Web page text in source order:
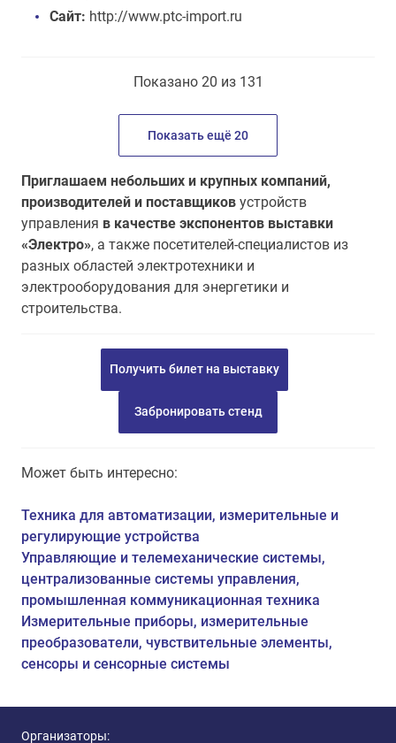
Сайт: http://www.ptc-import.ru
Показано 20 из 131
Показать ещё 20
Приглашаем небольших и крупных компаний,
производителей и поставщиков устройств
управления в качестве экспонентов выставки
«Электро», а также посетителей-специалистов из
разных областей электротехники и
электрооборудования для энергетики и
строительства.
Получить билет на выставку
Забронировать стенд
Может быть интересно:
Техника для автоматизации, измерительные и
регулирующие устройства
Управляющие и телемеханические системы,
централизованные системы управления,
промышленная коммуникационная техника
Измерительные приборы, измерительные
преобразователи, чувствительные элементы,
сенсоры и сенсорные системы
Организаторы: